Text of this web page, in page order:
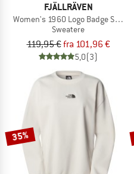
FJÄLLRÄVEN
Women's 1960 Logo Badge Sweater
Sweatere
119,95 €fra 101,96 €
5,0(3)
35%